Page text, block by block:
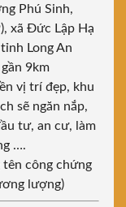
Phú Sinh,
xã Đức Lập Hạ
Long An
9km
vị trí đẹp, khu
sẽ ngăn nắp,
tư, an cư, làm
….
tên công chứng
lượng)